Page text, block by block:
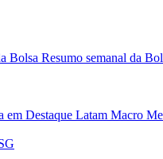
Bolsa Resumo semanal da
em Destaque Latam Macro